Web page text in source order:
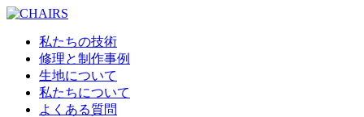
私たちの技術
修理と制作事例
生地について
私たちについて
よくある質問